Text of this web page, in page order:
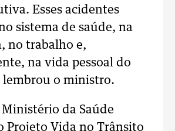
Esses acidentes
sistema de saúde, na
no trabalho e,
na vida pessoal do
o ministro.
da Saúde
Projeto Vida no Trânsito